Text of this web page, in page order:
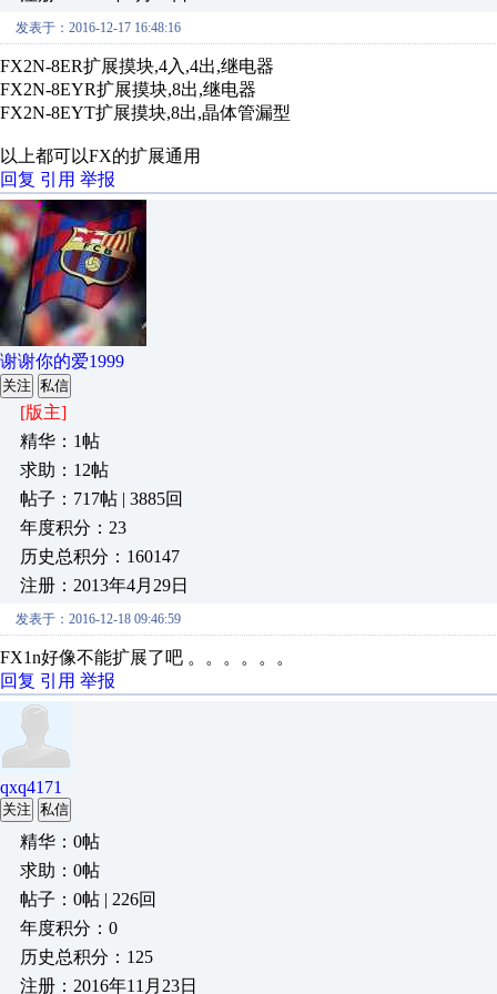
发表于：2016-12-17 16:48:16
FX2N-8ER扩展摸块,4入,4出,继电器
FX2N-8EYR扩展摸块,8出,继电器
FX2N-8EYT扩展摸块,8出,晶体管漏型
以上都可以FX的扩展通用
回复 引用 举报
谢谢你的爱1999
关注 私信
[版主]
精华：1帖
求助：12帖
帖子：717帖 | 3885回
年度积分：23
历史总积分：160147
注册：2013年4月29日
发表于：2016-12-18 09:46:59
FX1n好像不能扩展了吧 。。。。。。
回复 引用 举报
qxq4171
关注 私信
精华：0帖
求助：0帖
帖子：0帖 | 226回
年度积分：0
历史总积分：125
注册：2016年11月23日